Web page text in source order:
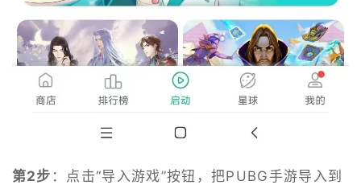
第2步 ：点击“导入游戏”按钮，把PUBG手游导入到